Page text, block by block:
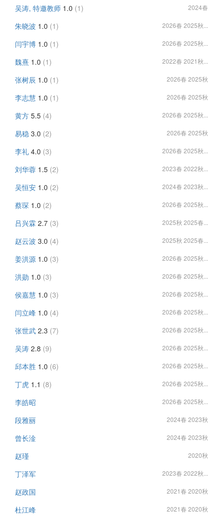
吴涛, 特邀教师 1.0 (1) 2024春
朱晓波 1.0 (1) 2026春 2025秋...
闫宇博 1.0 (1) 2026春 2025秋...
魏熹 1.0 (1) 2022春 2021秋...
张树辰 1.0 (1) 2026春 2025秋
李志慧 1.0 (1) 2026春 2025秋
黄方 5.5 (4) 2026春 2025秋...
易稳 3.0 (2) 2026春 2025秋
李礼 4.0 (3) 2026春 2025秋...
刘华蓉 1.5 (2) 2023春 2022秋...
吴恒安 1.0 (2) 2024春 2023秋...
蔡琛 1.0 (2) 2026春 2025秋...
吕兴霖 2.7 (3) 2025秋 2025春...
赵云波 3.0 (4) 2025秋 2025春...
姜洪源 1.0 (3) 2026春 2025秋...
洪勋 1.0 (3) 2026春 2025秋...
侯嘉慧 1.0 (3) 2026春 2025秋...
闫立峰 1.0 (4) 2026春 2025秋...
张世武 2.3 (7) 2026春 2025秋...
吴涛 2.8 (9) 2026春 2025秋...
邱本胜 1.0 (6) 2026春 2025秋...
丁虎 1.1 (8) 2026春 2025秋...
李皓昭 2026春 2025秋...
段雅丽 2024春 2023秋
曾长淦 2024春 2023秋
赵瑾 2020秋
丁泽军 2023春 2022秋...
赵政国 2021春 2020秋
杜江峰 2021春 2020秋